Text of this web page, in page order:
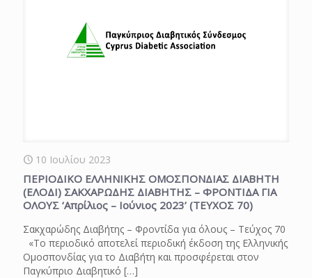
10 Ιουλίου 2023
ΠΕΡΙΟΔΙΚΟ ΕΛΛΗΝΙΚΗΣ ΟΜΟΣΠΟΝΔΙΑΣ ΔΙΑΒΗΤΗ
(ΕΛΟΔΙ) ΣΑΚΧΑΡΩΔΗΣ ΔΙΑΒΗΤΗΣ – ΦΡΟΝΤΙΔΑ ΓΙΑ
ΟΛΟΥΣ ‘Απρίλιος – Ιούνιος 2023’ (ΤΕΥΧΟΣ 70)
Σακχαρώδης Διαβήτης – Φροντίδα για όλους – Τεύχος 70
«Το περιοδικό αποτελεί περιοδική έκδοση της Ελληνικής
Ομοσπονδίας για το Διαβήτη και προσφέρεται στον
Παγκύπριο Διαβητικό […]